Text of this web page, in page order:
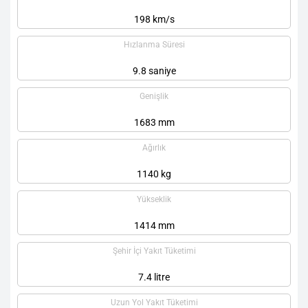
198 km/s
Hızlanma Süresi
9.8 saniye
Genişlik
1683 mm
Ağırlık
1140 kg
Yükseklik
1414 mm
Şehir İçi Yakıt Tüketimi
7.4 litre
Uzun Yol Yakıt Tüketimi